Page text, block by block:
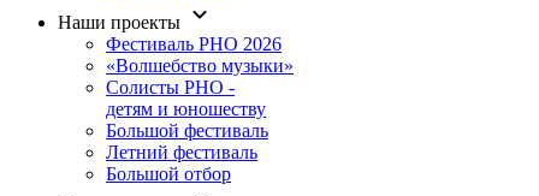
Наши проекты
Фестиваль РНО 2026
«Волшебство музыки»
Солисты РНО -
детям и юношеству
Большой фестиваль
Летний фестиваль
Большой отбор